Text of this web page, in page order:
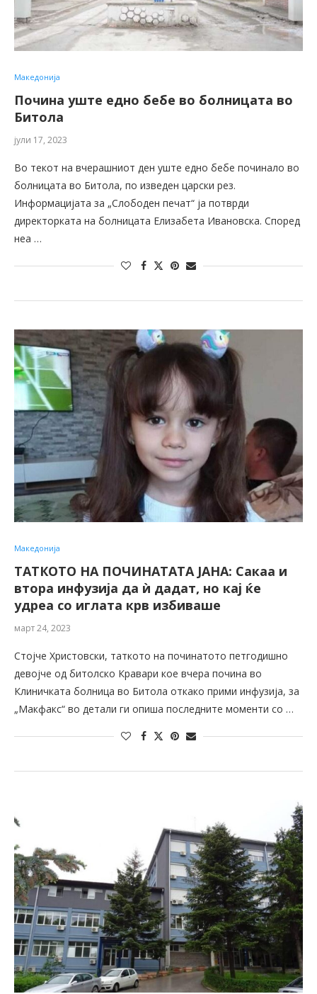
Македонија
Почина уште едно бебе во болницата во
Битола
јули 17, 2023
Во текот на вчерашниот ден уште едно бебе починало во
болницата во Битола, по изведен царски рез.
Информацијата за „Слободен печат“ ја потврди
директорката на болницата Елизабета Ивановска. Според
неа …
Македонија
ТАТКОТО НА ПОЧИНАТАТА ЈАНА: Сакаа и
втора инфузија да ѝ дадат, но кај ќе
удреа со иглата крв избиваше
март 24, 2023
Стојче Христовски, таткото на починатото петгодишно
девојче од битолско Кравари кое вчера почина во
Клиничката болница во Битола откако прими инфузија, за
„Макфакс“ во детали ги опиша последните моменти со …